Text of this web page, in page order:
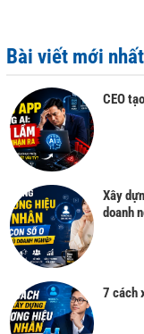
Bài viết mới nhất
CEO
Xây
doanh
7 cách